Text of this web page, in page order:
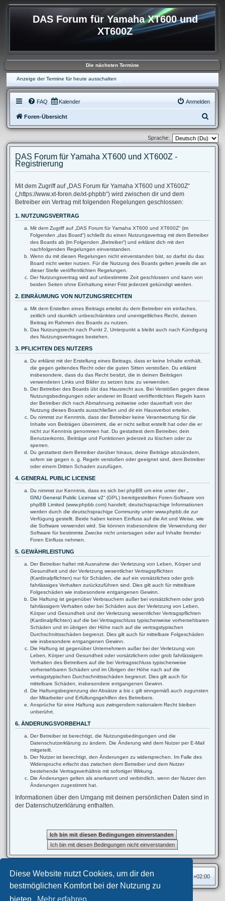
Diese Website nutzt Cookies, um dir den
bestmöglichen Komfort bei der Nutzung zu
DAS Forum für Yamaha XT600 und
XT600Z
Die nächsten Termine
Anzeige der Termine für heute ausschalten
FAQ Kalender Anmelden
Foren-Übersicht
u
c
Sprache:
DAS Forum für Yamaha XT600 und XT600Z -
Registrierung
Mit dem Zugriff auf „DAS Forum für Yamaha XT600 und XT600Z“
(„https://www.xt-foren.de/xt-phpbb“) wird zwischen dir und dem
Betreiber ein Vertrag mit folgenden Regelungen geschlossen:
1. NUTZUNGSVERTRAG
Mit dem Zugriff auf „DAS Forum für Yamaha XT600 und XT600Z“ (im
Folgenden „das Board“) schließt du einen Nutzungsvertrag mit dem Betreiber
des Boards ab (im Folgenden „Betreiber“) und erklärst dich mit den
nachfolgenden Regelungen einverstanden.
Wenn du mit diesen Regelungen nicht einverstanden bist, so darfst du das
Board nicht weiter nutzen. Für die Nutzung des Boards gelten jeweils die an
dieser Stelle veröffentlichten Regelungen.
Der Nutzungsvertrag wird auf unbestimmte Zeit geschlossen und kann von
beiden Seiten ohne Einhaltung einer Frist jederzeit gekündigt werden.
2. EINRÄUMUNG VON NUTZUNGSRECHTEN
Mit dem Erstellen eines Beitrags erteilst du dem Betreiber ein einfaches,
zeitlich und räumlich unbeschränktes und unentgeltliches Recht, deinen
Beitrag im Rahmen des Boards zu nutzen.
Das Nutzungsrecht nach Punkt 2, Unterpunkt a bleibt auch nach Kündigung
des Nutzungsvertrages bestehen.
3. PFLICHTEN DES NUTZERS
Du erklärst mit der Erstellung eines Beitrags, dass er keine Inhalte enthält,
die gegen geltendes Recht oder die guten Sitten verstoßen. Du erklärst
insbesondere, dass du das Recht besitzt, die in deinen Beiträgen
verwendeten Links und Bilder zu setzen bzw. zu verwenden.
Der Betreiber des Boards übt das Hausrecht aus. Bei Verstößen gegen diese
Nutzungsbedingungen oder anderer im Board veröffentlichten Regeln kann
der Betreiber dich nach Abmahnung zeitweise oder dauerhaft von der
Nutzung dieses Boards ausschließen und dir ein Hausverbot erteilen.
Du nimmst zur Kenntnis, dass der Betreiber keine Verantwortung für die
Inhalte von Beiträgen übernimmt, die er nicht selbst erstellt hat oder die er
nicht zur Kenntnis genommen hat. Du gestattest dem Betreiber, dein
Benutzerkonto, Beiträge und Funktionen jederzeit zu löschen oder zu
sperren.
Du gestattest dem Betreiber darüber hinaus, deine Beiträge abzuändern,
sofern sie gegen o. g. Regeln verstoßen oder geeignet sind, dem Betreiber
oder einem Dritten Schaden zuzufügen.
4. GENERAL PUBLIC LICENSE
Du nimmst zur Kenntnis, dass es sich bei phpBB um eine unter der „
GNU General Public License v2“ (GPL) bereitgestellten Foren-Software von
phpBB Limited (www.phpbb.com) handelt; deutschsprachige Informationen
werden durch die deutschsprachige Community unter www.phpbb.de zur
Verfügung gestellt. Beide haben keinen Einfluss auf die Art und Weise, wie
die Software verwendet wird. Sie können insbesondere die Verwendung der
Software für bestimmte Zwecke nicht untersagen oder auf Inhalte fremder
Foren Einfluss nehmen.
5. GEWÄHRLEISTUNG
Der Betreiber haftet mit Ausnahme der Verletzung von Leben, Körper und
Gesundheit und der Verletzung wesentlicher Vertragspflichten
(Kardinalpflichten) nur für Schäden, die auf ein vorsätzliches oder grob
fahrlässiges Verhalten zurückzuführen sind. Dies gilt auch für mittelbare
Folgeschäden wie insbesondere entgangenen Gewinn.
Die Haftung ist gegenüber Verbrauchern außer bei vorsätzlichem oder grob
fahrlässigem Verhalten oder bei Schäden aus der Verletzung von Leben,
Körper und Gesundheit und der Verletzung wesentlicher Vertragspflichten
(Kardinalpflichten) auf die bei Vertragsschluss typischerweise vorhersehbaren
Schäden und im übrigen der Höhe nach auf die vertragstypischen
Durchschnittsschäden begrenzt. Dies gilt auch für mittelbare Folgeschäden
wie insbesondere entgangenen Gewinn.
Die Haftung ist gegenüber Unternehmern außer bei der Verletzung von
Leben, Körper und Gesundheit oder vorsätzlichem oder grob fahrlässigem
Verhalten des Betreibers auf die bei Vertragsschluss typischerweise
vorhersehbaren Schäden und im Übrigen der Höhe nach auf die
vertragstypischen Durchschnittsschäden begrenzt. Dies gilt auch für
mittelbare Schäden, insbesondere entgangenen Gewinn.
Die Haftungsbegrenzung der Absätze a bis c gilt sinngemäß auch zugunsten
der Mitarbeiter und Erfüllungsgehilfen des Betreibers.
Ansprüche für eine Haftung aus zwingendem nationalem Recht bleiben
unberührt.
6. ÄNDERUNGSVORBEHALT
Der Betreiber ist berechtigt, die Nutzungsbedingungen und die
Datenschutzerklärung zu ändern. Die Änderung wird dem Nutzer per E-Mail
mitgeteilt.
Der Nutzer ist berechtigt, den Änderungen zu widersprechen. Im Falle des
Widerspruchs erlischt das zwischen dem Betreiber und dem Nutzer
bestehende Vertragsverhältnis mit sofortiger Wirkung.
Die Änderungen gelten als anerkannt und verbindlich, wenn der Nutzer den
Änderungen zugestimmt hat.
Informationen über den Umgang mit deinen persönlichen Daten sind in
der Datenschutzerklärung enthalten.
Foren-Übersicht Alle Zeiten sind UTC+02:00